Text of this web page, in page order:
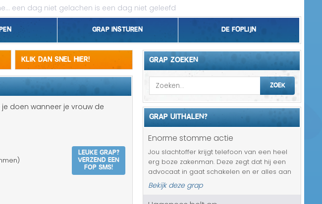
een dag niet gelachen is een dag niet geleefd
Grap insturen De foplijn
Bel grappen
Topgrappen
18+ en Relatie
Zakelijk/Studie
Geld/Belasting
Buurt/Gemeente
Klik dan snel hier!
doen wanneer je vrouw de
Leuke grap?
Verzend een
fop SMS!
GRAP ZOEKEN
ZOEK
GRAP UITHALEN?
Enorme stomme actie
Jou slachtoffer krijgt telefoon van een heel
erg boze zakenman. Deze zegt dat hij een
advocaat in gaat schakelen en er alles aan
zal doen om ervoor te zorgen dat je
slachtoffer zijn baan kwijt zal raken, door die
enorme stomme actie die hij...
Bekijk deze grap